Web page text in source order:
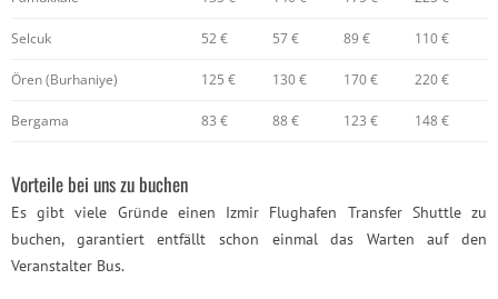
Selcuk 52 € 57 € 89 € 110 €
Ören (Burhaniye) 125 € 130 € 170 € 220 €
Bergama 83 € 88 € 123 € 148 €
Vorteile bei uns zu buchen
Es gibt viele Gründe einen Izmir Flughafen Transfer Shuttle zu
buchen, garantiert entfällt schon einmal das Warten auf den
Veranstalter Bus.